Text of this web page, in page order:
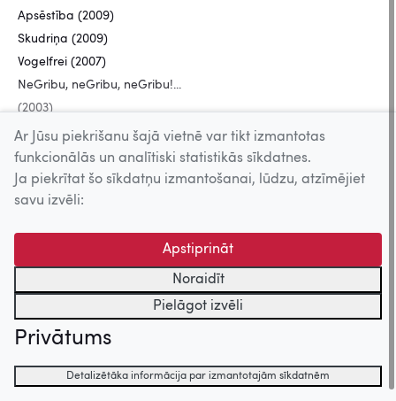
Apsēstība (2009)
Skudriņa (2009)
Vogelfrei (2007)
NeGribu, neGribu, neGribu!...
(2003)
Pērku jūsu vīru! (2003)
Uz augšu
© 2026 Nacionālais Kino centrs, Kultūras informācijas sistēmu
kinofotofonodokumentu arhīvs.
Ar Jūsu piekrišanu šajā vietnē var tikt izmantotas
funkcionālās un analītiski statistikās sīkdatnes.
Ja piekrītat šo sīkdatņu izmantošanai, lūdzu, atzīmējiet
savu izvēli:
Apstiprināt
Noraidīt
Pielāgot izvēli
Privātums
Detalizētāka informācija par izmantotajām sīkdatnēm